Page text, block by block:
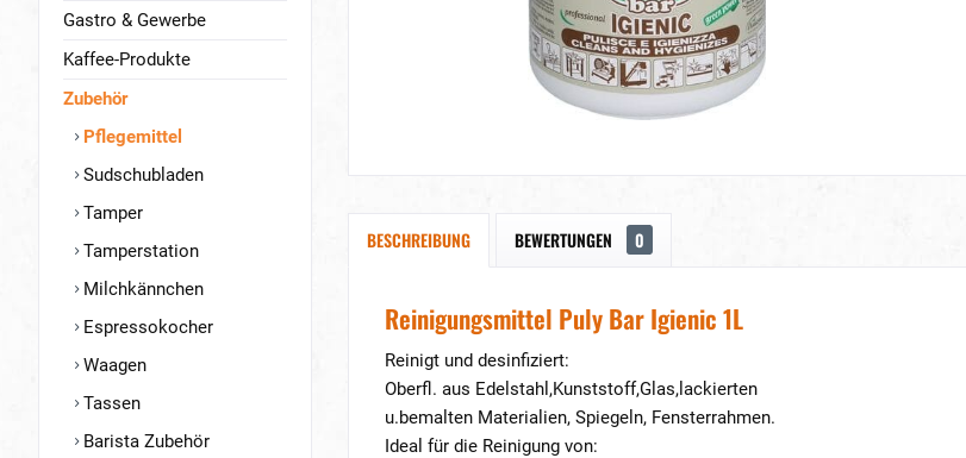
Gastro & Gewerbe
Kaffee-Produkte
Zubehör
Pflegemittel
Sudschubladen
Tamper
Tamperstation
Milchkännchen
Espressokocher
Waagen
Tassen
Barista Zubehör
BESCHREIBUNG BEWERTUNGEN 0
Reinigungsmittel Puly Bar Igienic 1L
Reinigt und desinfiziert:
Oberfl. aus Edelstahl,Kunststoff,Glas,lackierten
u.bemalten Materialien, Spiegeln, Fensterrahmen.
Ideal für die Reinigung von: